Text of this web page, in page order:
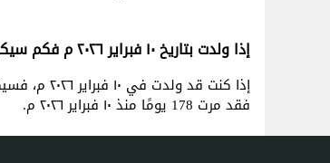
إذا ولدت بتاريخ ١٠ فبراير ٢٠٢٦ م فكم سيكون عمري؟
إذا كنت قد ولدت في ١٠ فبراير ٢٠٢٦ م، فسيكون عمرك
فقد مرت 178 يومًا منذ ١٠ فبراير ٢٠٢٦ م.